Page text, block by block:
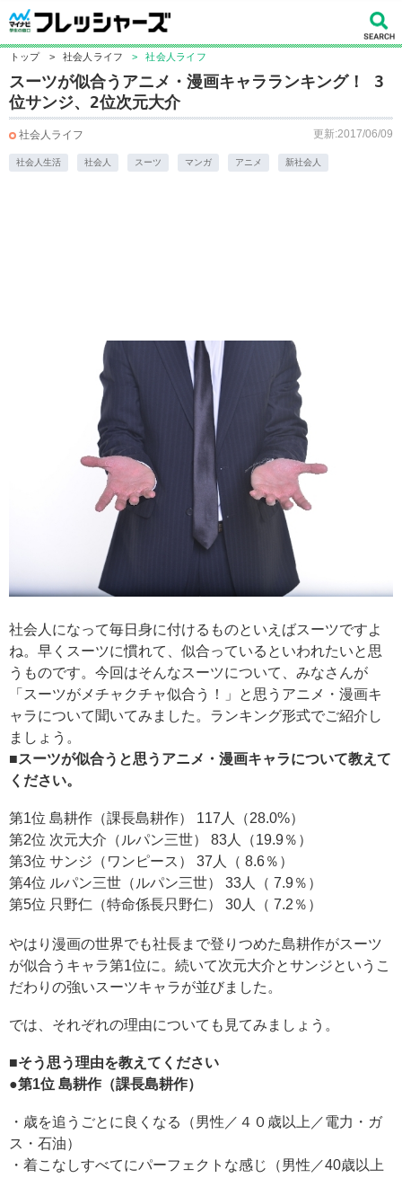
トップ > 社会人ライフ > 社会人ライフ
スーツが似合うアニメ・漫画キャラランキング！ 3
位サンジ、2位次元大介
社会人ライフ 更新:2017/06/09
社会人生活 社会人 スーツ マンガ アニメ 新社会人
社会人になって毎日身に付けるものといえばスーツですよ
ね。早くスーツに慣れて、似合っているといわれたいと思
うものです。今回はそんなスーツについて、みなさんが
「スーツがメチャクチャ似合う！」と思うアニメ・漫画キ
ャラについて聞いてみました。ランキング形式でご紹介し
ましょう。
■スーツが似合うと思うアニメ・漫画キャラについて教えて
ください。
第1位 島耕作（課長島耕作） 117人（28.0%）
第2位 次元大介（ルパン三世） 83人（19.9％）
第3位 サンジ（ワンピース） 37人（ 8.6％）
第4位 ルパン三世（ルパン三世） 33人（ 7.9％）
第5位 只野仁（特命係長只野仁） 30人（ 7.2％）
やはり漫画の世界でも社長まで登りつめた島耕作がスーツ
が似合うキャラ第1位に。続いて次元大介とサンジというこ
だわりの強いスーツキャラが並びました。
では、それぞれの理由についても見てみましょう。
■そう思う理由を教えてください
●第1位 島耕作（課長島耕作）
・歳を追うごとに良くなる（男性／４０歳以上／電力・ガ
ス・石油）
・着こなしすべてにパーフェクトな感じ（男性／40歳以上